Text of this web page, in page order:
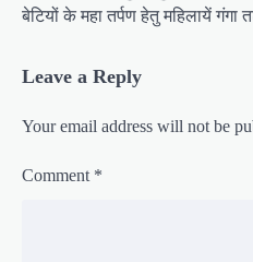
बेटियों के महा तर्पण हेतु महिलायें गंगा
Leave a Reply
Your email address will not be
Comment *